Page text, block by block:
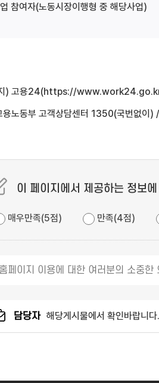
참여자(노동시장이행형 중 해당사업)
) 고용24(https://
용노동부 고객상담센터 1350(국번없
이 페이지에서 제공하는 정보
매우만족(5점) 만족(4점)
담당자 해당게시물에서 확인바랍니다.